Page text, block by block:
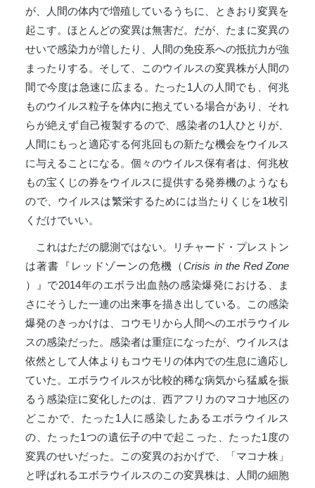
が、人間の体内で増殖しているうちに、ときおり変異を
起こす。ほとんどの変異は無害だ。だが、たまに変異の
せいで感染力が増したり、人間の免疫系への抵抗力が強
まったりする。そして、このウイルスの変異株が人間の
間で今度は急速に広まる。たった1人の人間でも、何兆
ものウイルス粒子を体内に抱えている場合があり、それ
らが絶えず自己複製するので、感染者の1人ひとりが、
人間にもっと適応する何兆回もの新たな機会をウイルス
に与えることになる。個々のウイルス保有者は、何兆枚
もの宝くじの券をウイルスに提供する発券機のようなも
ので、ウイルスは繁栄するためには当たりくじを1枚引
くだけでいい。
これはただの臆測ではない。リチャード・プレストン
は著書『レッドゾーンの危機（Crisis in the Red Zone
）』で2014年のエボラ出血熱の感染爆発における、ま
さにそうした一連の出来事を描き出している。この感染
爆発のきっかけは、コウモリから人間へのエボラウイル
スの感染だった。感染者は重症になったが、ウイルスは
依然として人体よりもコウモリの体内での生息に適応し
ていた。エボラウイルスが比較的稀な病気から猛威を振
るう感染症に変化したのは、西アフリカのマコナ地区の
どこかで、たった1人に感染したあるエボラウイルス
の、たった1つの遺伝子の中で起こった、たった1度の
変異のせいだった。この変異のおかげで、「マコナ株」
と呼ばれるエボラウイルスのこの変異株は、人間の細胞